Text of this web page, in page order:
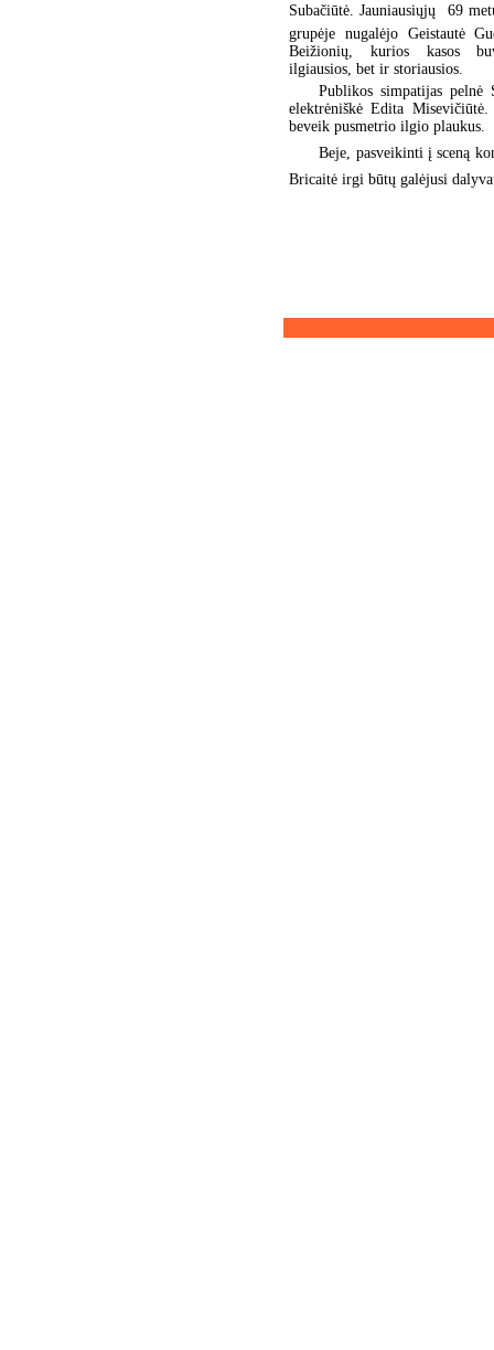
Subačiūtė. Jauniausiųjų  69
grupėje nugalėjo Geistautė
Beižionių, kurios kasos
ilgiausios, bet ir storiausios.
Publikos simpatijas pelnė
elektrėniškė Edita
beveik pusmetrio ilgio plaukus.
Beje, pasveikinti į sceną
Bricaitė irgi būtų galėjusi